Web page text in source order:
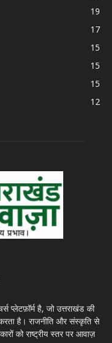
19
17
15
15
15
12
प्लेटफ़ॉर्म है, जो उत्तराखंड की
है। राजनीति और संस्कृति से
को राष्ट्रीय स्तर पर आवाज़